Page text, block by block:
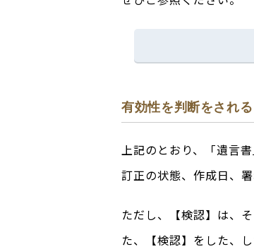
有効性を判断をされ
上記のとおり、「遺言
訂正の状態、作成日、
ただし、【検認】は、
た、【検認】をした、し